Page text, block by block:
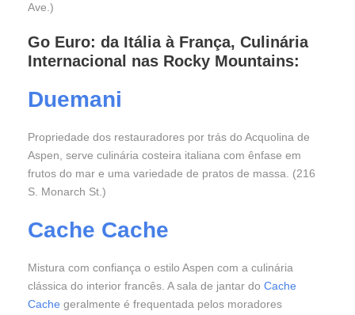
Ave.)
Go Euro: da Itália à França, Culinária
Internacional nas Rocky Mountains:
Duemani
Propriedade dos restauradores por trás do Acquolina de
Aspen, serve culinária costeira italiana com ênfase em
frutos do mar e uma variedade de pratos de massa. (216
S. Monarch St.)
Cache Cache
Mistura com confiança o estilo Aspen com a culinária
clássica do interior francês. A sala de jantar do Cache
Cache geralmente é frequentada pelos moradores